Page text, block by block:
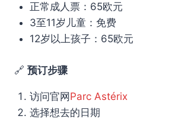
正常成人票：65欧元
3至11岁儿童：免费
12岁以上孩子：65欧元
🔗 预订步骤
访问官网Parc Astérix
选择想去的日期